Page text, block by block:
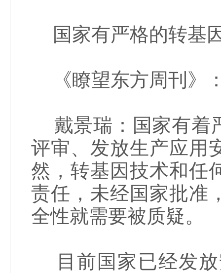
国家有严格的转基
《瞭望东方周刊》
戴景瑞：国家有着
评审、发放生产应用
然，转基因技术和任
责任，未经国家批准
全性就需要被质疑。
目前国家已经发放